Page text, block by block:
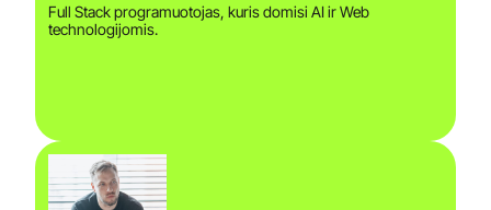
Full Stack programuotojas, kuris domisi AI ir Web
technologijomis.